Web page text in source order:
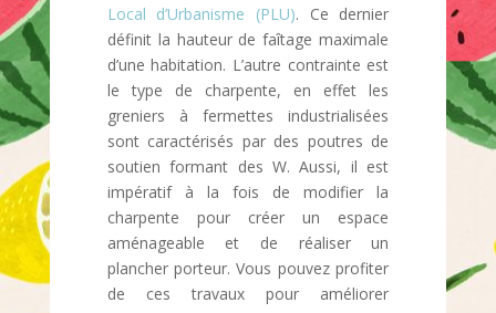
Local d’Urbanisme (PLU). Ce dernier
définit la hauteur de faîtage maximale
d’une habitation. L’autre contrainte est
le type de charpente, en effet les
greniers à fermettes industrialisées
sont caractérisés par des poutres de
soutien formant des W. Aussi, il est
impératif à la fois de modifier la
charpente pour créer un espace
aménageable et de réaliser un
plancher porteur. Vous pouvez profiter
de ces travaux pour améliorer